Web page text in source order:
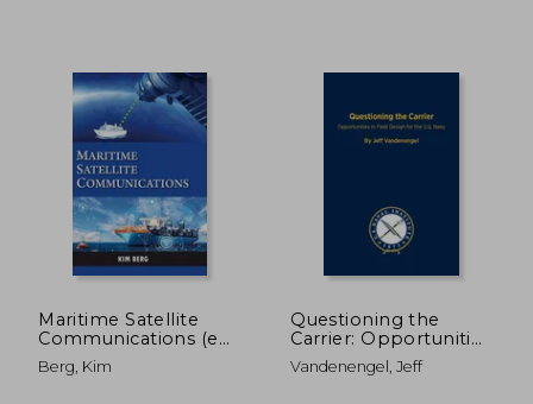
45% 40%
Maritime Satellite
Communications (en
Inglés)
Berg, Kim
Questioning the
Carrier: Opportunities
in Fleet Design for
the U.S. Navy (en
Vandenengel, Jeff